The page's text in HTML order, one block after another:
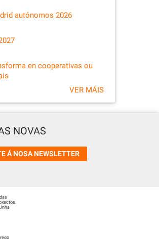
autónomos 2026
en cooperativas ou
VER MÁIS
NOVAS
Á NOSA NEWSLETTER